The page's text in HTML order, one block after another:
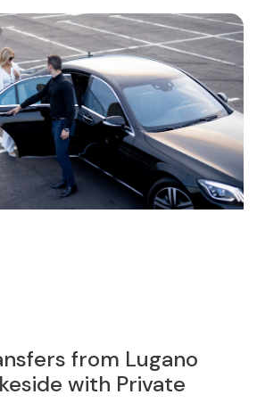
Perché il noleggio di
meglio dei viaggi